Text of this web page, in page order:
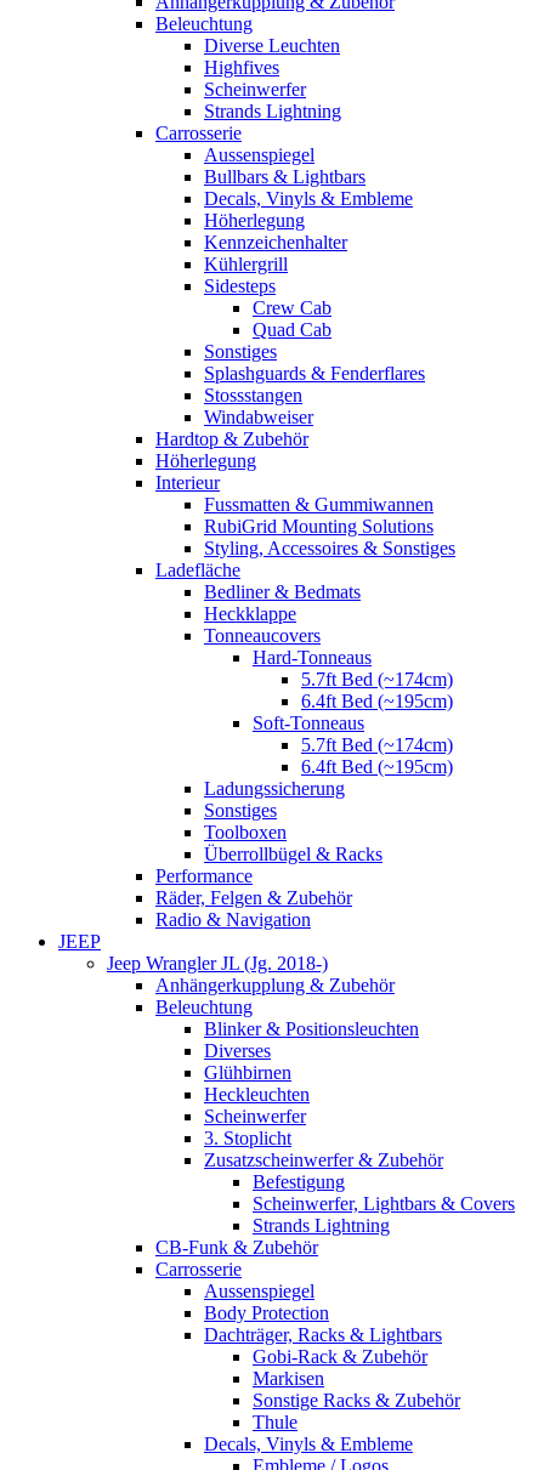
Beleuchtung
Diverse Leuchten
Highfives
Scheinwerfer
Strands Lightning
Carrosserie
Aussenspiegel
Bullbars & Lightbars
Decals, Vinyls & Embleme
Höherlegung
Kennzeichenhalter
Kühlergrill
Sidesteps
Crew Cab
Quad Cab
Sonstiges
Splashguards & Fenderflares
Stossstangen
Windabweiser
Hardtop & Zubehör
Höherlegung
Interieur
Fussmatten & Gummiwannen
RubiGrid Mounting Solutions
Styling, Accessoires & Sonstiges
Ladefläche
Bedliner & Bedmats
Heckklappe
Tonneaucovers
Hard-Tonneaus
5.7ft Bed (~174cm)
6.4ft Bed (~195cm)
Soft-Tonneaus
5.7ft Bed (~174cm)
6.4ft Bed (~195cm)
Ladungssicherung
Sonstiges
Toolboxen
Überrollbügel & Racks
Performance
Räder, Felgen & Zubehör
Radio & Navigation
JEEP
Jeep Wrangler JL (Jg. 2018-)
Anhängerkupplung & Zubehör
Beleuchtung
Blinker & Positionsleuchten
Diverses
Glühbirnen
Heckleuchten
Scheinwerfer
3. Stoplicht
Zusatzscheinwerfer & Zubehör
Befestigung
Scheinwerfer, Lightbars & Covers
Strands Lightning
CB-Funk & Zubehör
Carrosserie
Aussenspiegel
Body Protection
Dachträger, Racks & Lightbars
Gobi-Rack & Zubehör
Markisen
Sonstige Racks & Zubehör
Thule
Decals, Vinyls & Embleme
Embleme / Logos